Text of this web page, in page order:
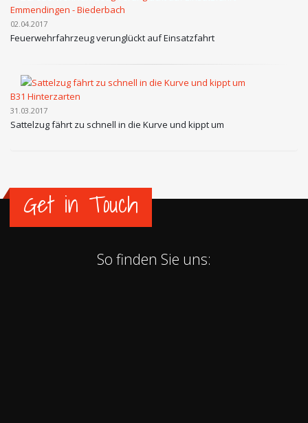
Emmendingen - Biederbach
02.04.2017
Feuerwehrfahrzeug verunglückt auf Einsatzfahrt
B31 Hinterzarten
31.03.2017
Sattelzug fährt zu schnell in die Kurve und kippt um
Get in Touch
So finden Sie uns: